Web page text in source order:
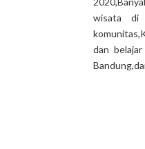
wisata di
dan